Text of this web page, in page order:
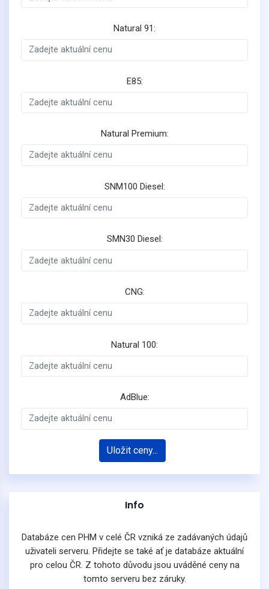
Natural 91:
E85:
Natural Premium:
SNM100 Diesel:
SMN30 Diesel:
CNG:
Natural 100:
AdBlue:
Uložit ceny...
Info
Databáze cen PHM v celé ČR vzniká ze zadávaných údajů
uživateli serveru. Přidejte se také ať je databáze aktuální
pro celou ČR. Z tohoto důvodu jsou uváděné ceny na
tomto serveru bez záruky.